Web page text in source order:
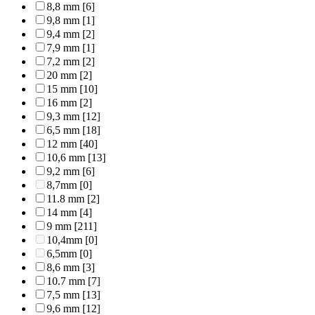
8,8 mm [6]
9,8 mm [1]
9,4 mm [2]
7,9 mm [1]
7,2 mm [2]
20 mm [2]
15 mm [10]
16 mm [2]
9,3 mm [12]
6,5 mm [18]
12 mm [40]
10,6 mm [13]
9,2 mm [6]
8,7mm [0]
11.8 mm [2]
14 mm [4]
9 mm [211]
10,4mm [0]
6,5mm [0]
8,6 mm [3]
10.7 mm [7]
7,5 mm [13]
9,6 mm [12]